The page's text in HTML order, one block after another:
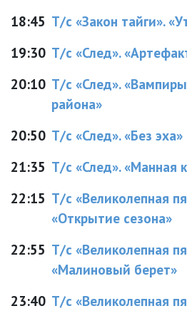
18:45 Т/с «Закон тайги».
19:30 Т/с «След».
20:10 Т/с «След».
района»
20:50 Т/с «След». «Без эха»
21:35 Т/с «След». «Манная
22:15 Т/с «Великолепная
«Открытие сезона»
22:55 Т/с «Великолепная
«Малиновый берет»
23:40 Т/с «Великолепная